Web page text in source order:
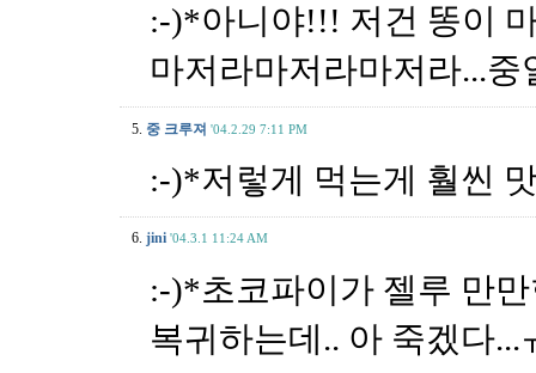
:-)*아니야!!! 저건 똥이
마저라마저라마저라...
5. 중 크루져 '04.2.29 7:11 PM
:-)*저렇게 먹는게 훨씬
6. jini '04.3.1 11:24 AM
:-)*초코파이가 젤루 만
복귀하는데.. 아 죽겠다